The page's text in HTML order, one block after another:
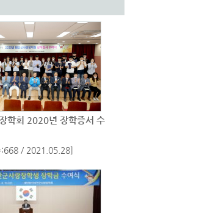
학회 2020년 장학증서 수
:668 / 2021.05.28]